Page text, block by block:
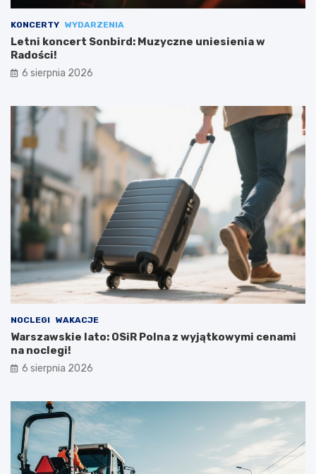
KONCERTY WYDARZENIA
Letni koncert Sonbird: Muzyczne uniesienia w
Radości!
6 sierpnia 2026
NOCLEGI WAKACJE
Warszawskie lato: OSiR Polna z wyjątkowymi cenami
na noclegi!
6 sierpnia 2026